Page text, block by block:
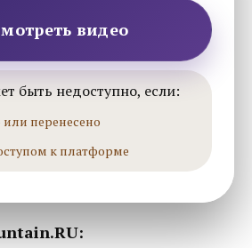
видео
быть недоступно, если:
перенесено
к платформе